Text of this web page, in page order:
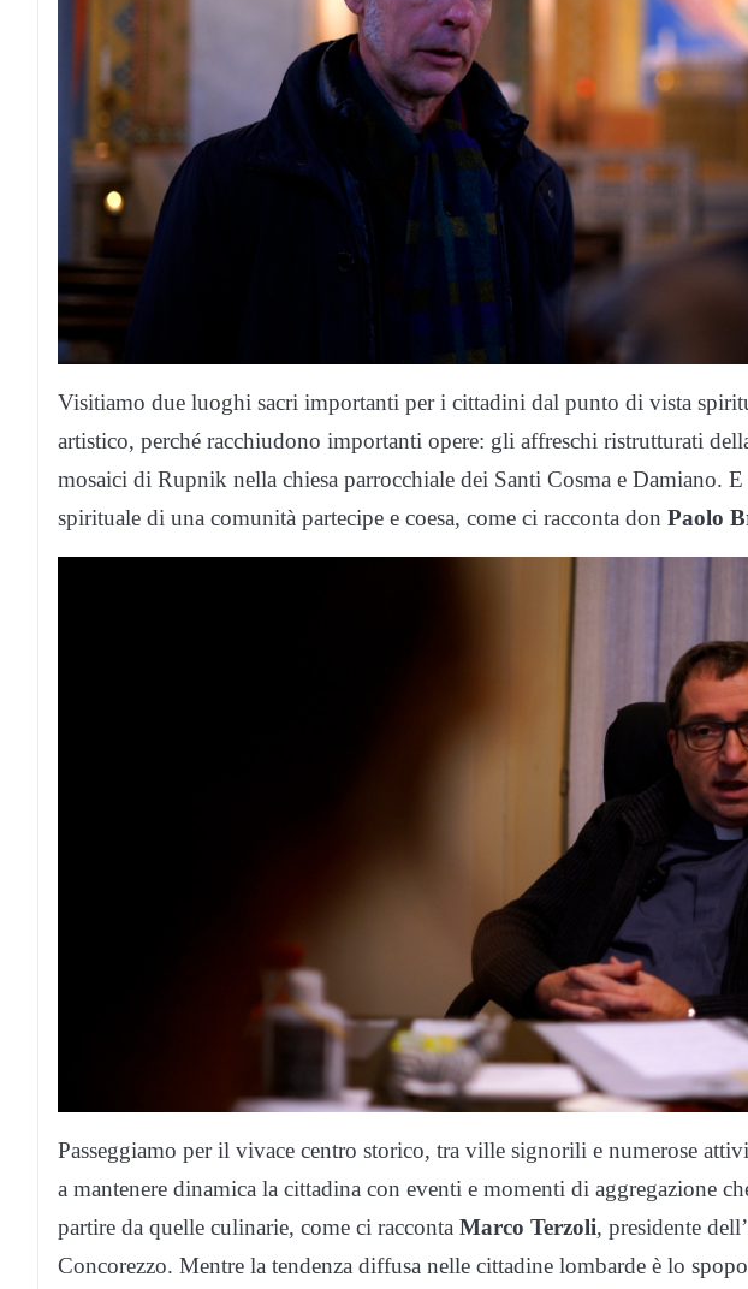
Visitiamo due luoghi sacri importanti per i cittadini dal punto di vista
artistico, perché racchiudono importanti opere: gli affreschi ristrutturati
mosaici di Rupnik nella chiesa parrocchiale dei Santi Cosma e Damiano.
spirituale di una comunità partecipe e coesa, come ci racconta don Paolo
Passeggiamo per il vivace centro storico, tra ville signorili e numerose
a mantenere dinamica la cittadina con eventi e momenti di aggregazione
partire da quelle culinarie, come ci racconta Marco Terzoli, presidente
Concorezzo. Mentre la tendenza diffusa nelle cittadine lombarde è lo